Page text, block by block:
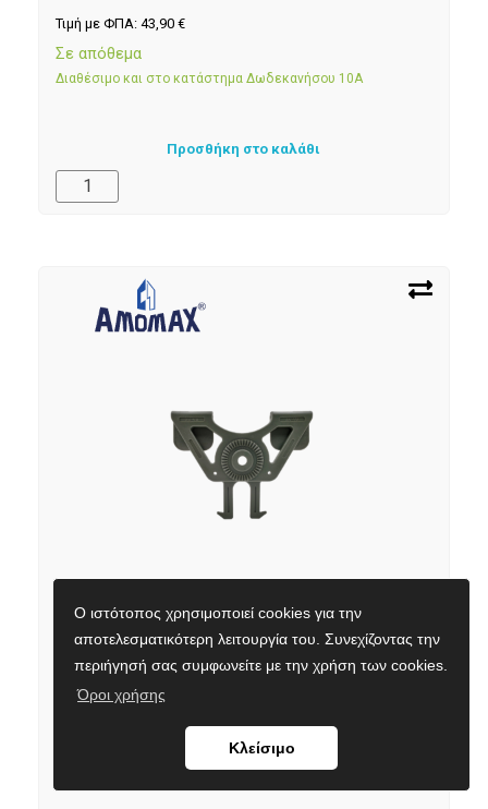
Ο ιστότοπος χρησιμοποιεί cookies για την
αποτελεσματικότερη λειτουργία του. Συνεχίζοντας την
περιήγησή σας συμφωνείτε με την χρήση των cookies.
Όροι χρήσης
Κλείσιμο
Τιμή με ΦΠΑ: 43,90 €
Σε απόθεμα
Διαθέσιμο και στο κατάστημα Δωδεκανήσου 10Α
Προσθήκη στο καλάθι
Κωδικός προϊόντος:
9020173882
Εναλλακτικός κωδικός:AM-MAOD
Τιμή με ΦΠΑ:8,90
Διαθέσιμο και στο κατάστημα Δωδεκανήσου 10Α